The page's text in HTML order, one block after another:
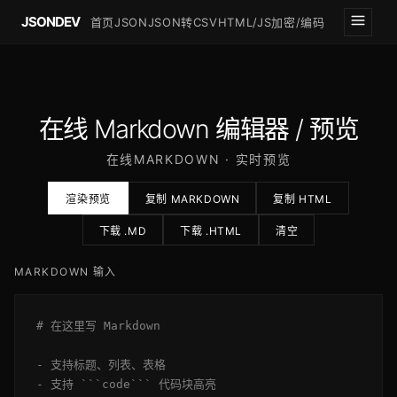
JSONDEV 首页JSONJSON转CSVHTML/JS加密/编码
在线 Markdown 编辑器 / 预览
在线MARKDOWN · 实时预览
渲染预览 复制 MARKDOWN 复制 HTML
下载 .MD 下载 .HTML 清空
MARKDOWN 输入